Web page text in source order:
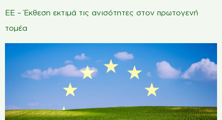
ΕΕ – Έκθεση εκτιμά τις ανισότητες στον πρωτογενή
τομέα